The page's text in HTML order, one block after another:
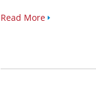
Read More